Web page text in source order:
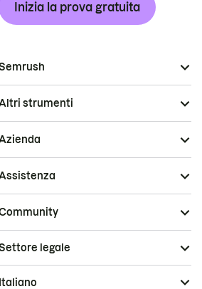
Inizia la prova gratuita
strumenti
legale
Italiano